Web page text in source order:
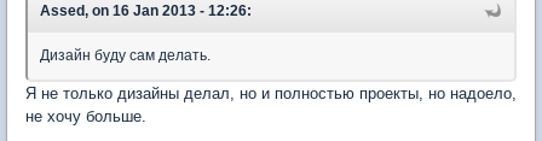
Assed, on 16 Jan 2013 - 12:26:
Дизайн буду сам делать.
Я не только дизайны делал, но и полностью проекты, но надоело,
не хочу больше.